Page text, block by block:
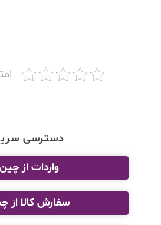
دسترسی
واردات از چین
سفارش کالا از